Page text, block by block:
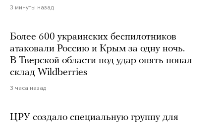
3 минуты назад
Более 600 украинских беспилотников
атаковали Россию и Крым за одну ночь.
В Тверской области под удар опять попал
склад Wildberries
3 часа назад
ЦРУ создало специальную группу для